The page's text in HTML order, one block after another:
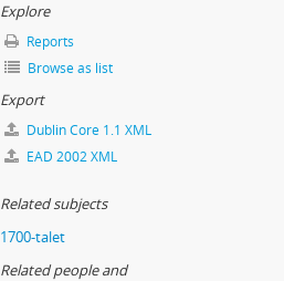
Explore
Reports
Browse as list
Export
Dublin Core 1.1 XML
EAD 2002 XML
Related subjects
1700-talet
Related people and